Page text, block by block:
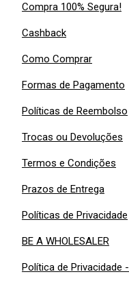
Compra 100% Segura!
Cashback
Como Comprar
Formas de Pagamento
Políticas de Reembolso
Trocas ou Devoluções
Termos e Condições
Prazos de Entrega
Políticas de Privacidade
BE A WHOLESALER
Política de Privacidade -